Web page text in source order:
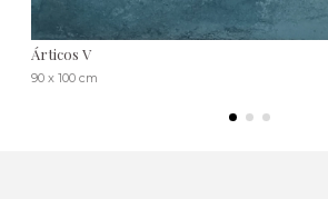
Árticos V
90 x 100 cm